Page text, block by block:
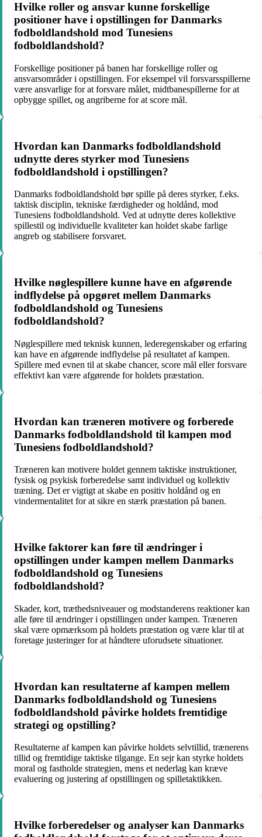
Hvilke roller og ansvar kunne forskellige
positioner have i opstillingen for Danmarks
fodboldlandshold mod Tunesiens
fodboldlandshold?
Forskellige positioner på banen har forskellige roller og
ansvarsområder i opstillingen. For eksempel vil forsvarsspillerne
være ansvarlige for at forsvare målet, midtbanespillerne for at
opbygge spillet, og angriberne for at score mål.
Hvordan kan Danmarks fodboldlandshold
udnytte deres styrker mod Tunesiens
fodboldlandshold i opstillingen?
Danmarks fodboldlandshold bør spille på deres styrker, f.eks.
taktisk disciplin, tekniske færdigheder og holdånd, mod
Tunesiens fodboldlandshold. Ved at udnytte deres kollektive
spillestil og individuelle kvaliteter kan holdet skabe farlige
angreb og stabilisere forsvaret.
Hvilke nøglespillere kunne have en afgørende
indflydelse på opgøret mellem Danmarks
fodboldlandshold og Tunesiens
fodboldlandshold?
Nøglespillere med teknisk kunnen, lederegenskaber og erfaring
kan have en afgørende indflydelse på resultatet af kampen.
Spillere med evnen til at skabe chancer, score mål eller forsvare
effektivt kan være afgørende for holdets præstation.
Hvordan kan træneren motivere og forberede
Danmarks fodboldlandshold til kampen mod
Tunesiens fodboldlandshold?
Træneren kan motivere holdet gennem taktiske instruktioner,
fysisk og psykisk forberedelse samt individuel og kollektiv
træning. Det er vigtigt at skabe en positiv holdånd og en
vindermentalitet for at sikre en stærk præstation på banen.
Hvilke faktorer kan føre til ændringer i
opstillingen under kampen mellem Danmarks
fodboldlandshold og Tunesiens
fodboldlandshold?
Skader, kort, træthedsniveauer og modstanderens reaktioner kan
alle føre til ændringer i opstillingen under kampen. Træneren
skal være opmærksom på holdets præstation og være klar til at
foretage justeringer for at håndtere uforudsete situationer.
Hvordan kan resultaterne af kampen mellem
Danmarks fodboldlandshold og Tunesiens
fodboldlandshold påvirke holdets fremtidige
strategi og opstilling?
Resultaterne af kampen kan påvirke holdets selvtillid, trænerens
tillid og fremtidige taktiske tilgange. En sejr kan styrke holdets
moral og fastholde strategien, mens et nederlag kan kræve
evaluering og justering af opstillingen og spilletaktikken.
Hvilke forberedelser og analyser kan Danmarks